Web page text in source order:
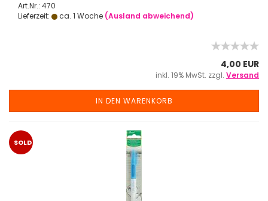
Art.Nr.: 470
Lieferzeit:
ca. 1 Woche (Ausland abweichend)
4,00 EUR
inkl. 19% MwSt. zzgl. Versand
IN DEN WARENKORB
SOLD